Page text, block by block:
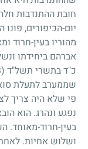
חובת ההתנדבות
יום-הכיפורים,
מהוריו בעין-חרוד
אברהם ביחידתו
כ"ד בתשרי תשל"ד (20.10.1973)
שממערב לתעלת
פי שלא היה צריך
נפגע ונהרג. הוא
בעין-חרוד-מאוחד.
ושלוש אחיות.